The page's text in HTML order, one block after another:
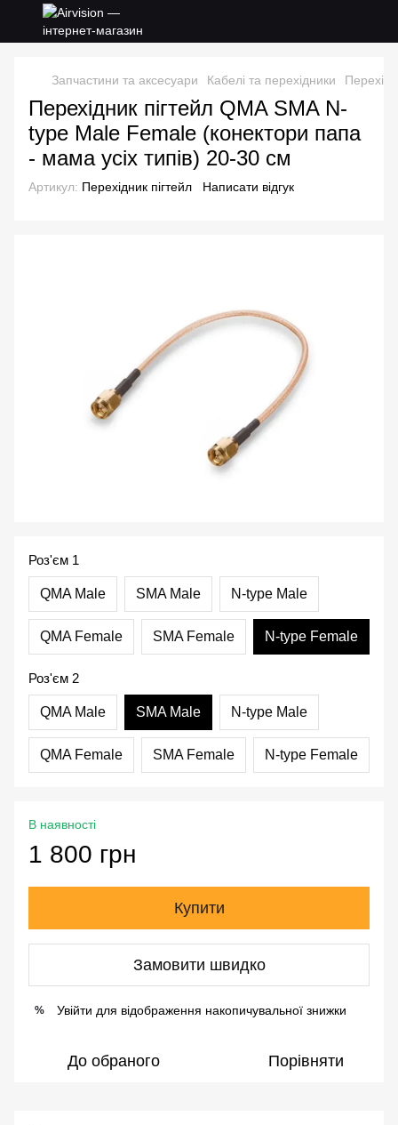
Запчастини та аксесуари Кабелі та перехідники
Перехідник пігтейл QMA SMA N-
type Male Female (конектори папа
- мама усіх типів) 20-30 см
Артикул: Перехідник пігтейл Написати відгук
Роз'єм 1
QMA Male SMA Male N-type Male
QMA Female SMA Female N-type Female
Роз'єм 2
QMA Male SMA Male N-type Male
QMA Female SMA Female N-type Female
В наявності
1 800 грн
Купити
Замовити швидко
% Увійти для відображення накопичувальної знижки
До обраного Порівняти